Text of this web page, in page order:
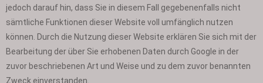
jedoch darauf hin, dass Sie in diesem Fall gegebenenfalls nicht
sämtliche Funktionen dieser Website voll umfänglich nutzen
können. Durch die Nutzung dieser Website erklären Sie sich mit der
Bearbeitung der über Sie erhobenen Daten durch Google in der
zuvor beschriebenen Art und Weise und zu dem zuvor benannten
Zweck einverstanden.